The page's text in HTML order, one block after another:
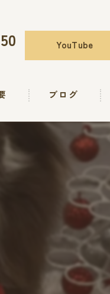
YouTube
ブログ